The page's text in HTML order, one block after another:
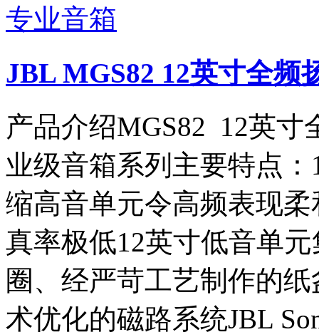
JBL MGS82 12英寸全频
产品介绍MGS82 12英寸
业级音箱系列主要特点
缩高音单元令高频表现
真率极低12英寸低音单
圈、经严苛工艺制作的
术优化的磁路系统JBL